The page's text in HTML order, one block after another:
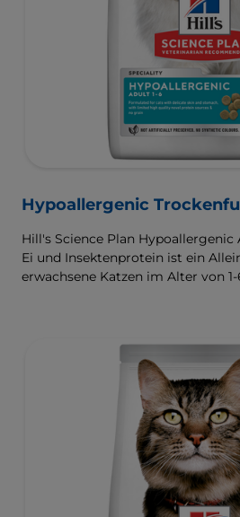
Hypoallergenic
Hill's Science Plan
Ei und Insektenprotein ist ein
erwachsene Katzen im Alter von